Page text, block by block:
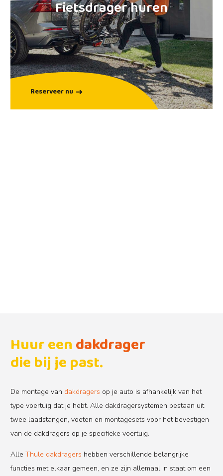
Trekhaakkoffer huren
Reserveer nu
Huur eendakdrager
die bij je past.
De montage van dakdragers op je auto is afhankelijk van het
type voertuig dat je hebt. Alle dakdragersystemen bestaan uit
twee laadstangen, voeten en montagesets voor het bevestigen
van de dakdragers op je specifieke voertuig.
Alle Thule dakdragers hebben verschillende belangrijke
functies met elkaar gemeen, en ze zijn allemaal in staat om een